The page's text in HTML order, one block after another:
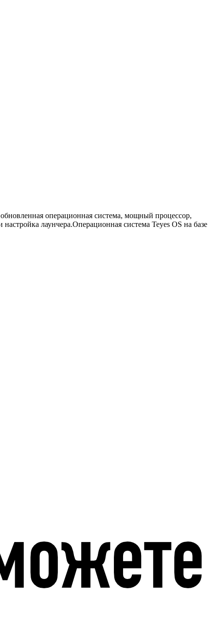
операционная система, мощный процессор,
лаунчера.Операционная система Teyes OS на базе